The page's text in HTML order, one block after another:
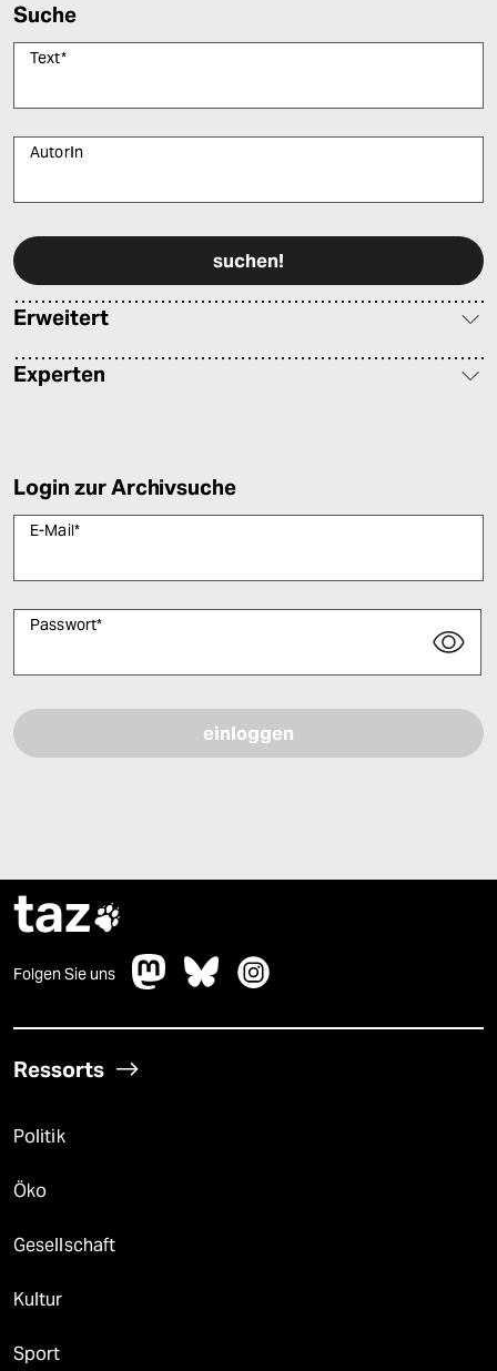
Suche
Text*
AutorIn
Erweitert
Experten
Login zur Archivsuche
E-Mail*
Passwort*
taz
Folgen Sie uns
Ressorts
Politik
Öko
Gesellschaft
Kultur
Sport